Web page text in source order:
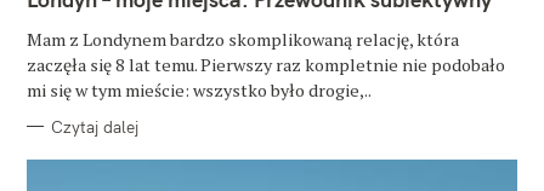
E
O
R
I
Mam z Londynem bardzo skomplikowaną relację, która
zaczęła się 8 lat temu. Pierwszy raz kompletnie nie podobało
mi się w tym mieście: wszystko było drogie,..
Czytaj dalej